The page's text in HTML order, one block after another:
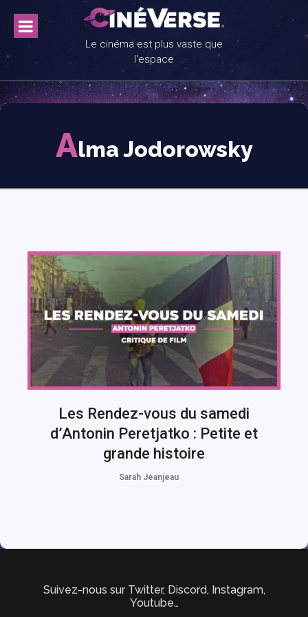
content
Le cinéma est plus vaste que
l'espace
Alma Jodorowsky
Les Rendez-vous du samedi
d’Antonin Peretjatko : Petite et
grande histoire
Sarah Jeanjeau
Suivez-nous sur Twitter, Discord, Instagram,
Youtube…